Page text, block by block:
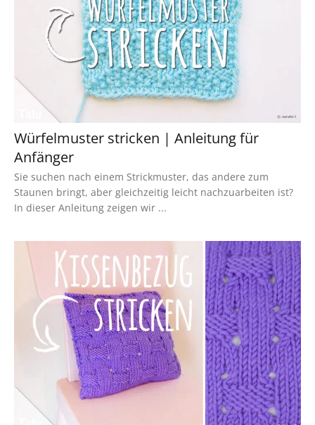
Würfelmuster stricken | Anleitung für
Anfänger
Sie suchen nach einem Strickmuster, das andere zum
Staunen bringt, aber gleichzeitig leicht nachzuarbeiten ist?
In dieser Anleitung zeigen wir ...